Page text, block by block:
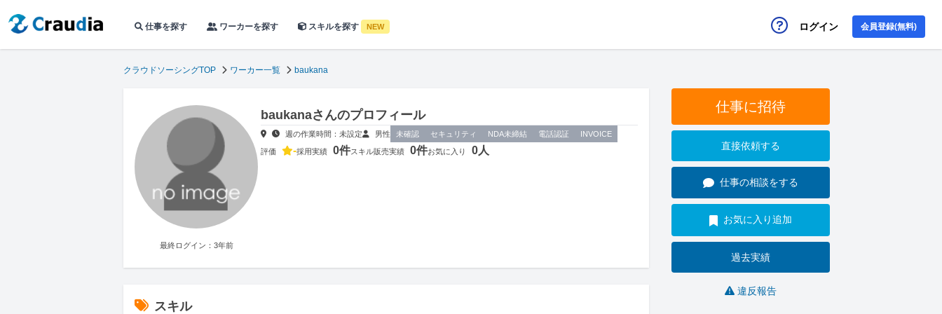
仕事を探す ワーカーを探す スキルを探す NEW ログイン 会員登録(無料)
クラウドソーシングTOP ワーカー一覧 baukana
最終ログイン：3年前
baukanaさんのプロフィール
週の作業時間：未設定 男性 未確認 セキュリティ NDA未締結 電話認証 INVOICE
評価 -採用実績 0件スキル販売実績 0件お気に入り 0人
スキル
仕事に招待
直接依頼する
仕事の相談をする
お気に入り追加
過去実績
違反報告